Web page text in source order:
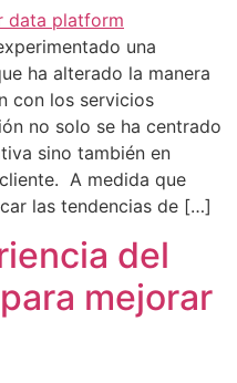
una
ha alterado la manera
con los servicios
no solo se ha centrado
sino también en
A medida que
las tendencias de […]
del
mejorar